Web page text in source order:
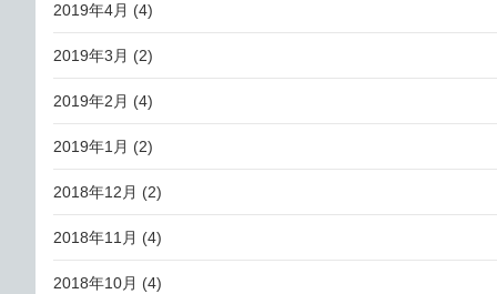
2019年4月 (4)
2019年3月 (2)
2019年2月 (4)
2019年1月 (2)
2018年12月 (2)
2018年11月 (4)
2018年10月 (4)